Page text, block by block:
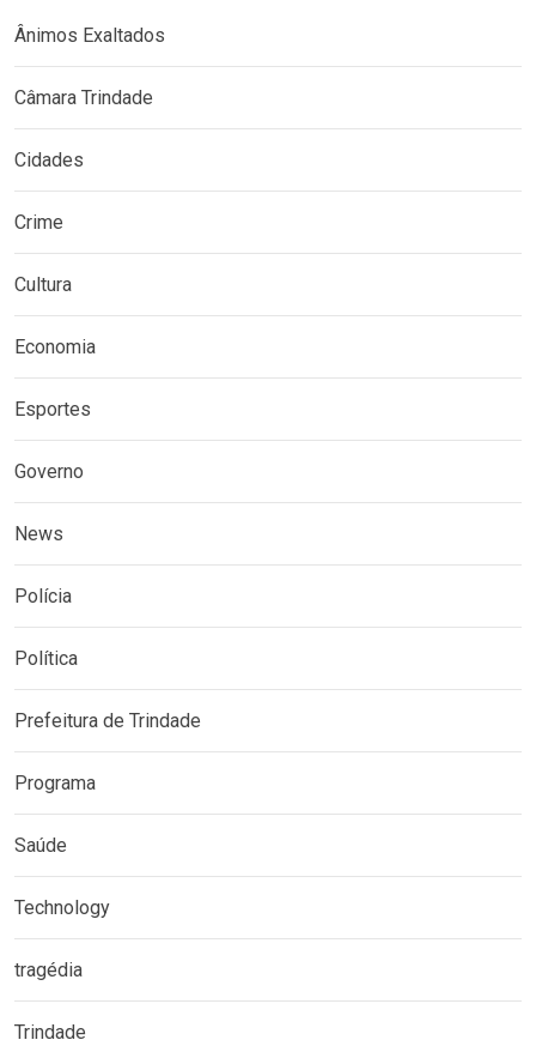
Ânimos Exaltados
Câmara Trindade
Cidades
Crime
Cultura
Economia
Esportes
Governo
News
Polícia
Política
Prefeitura de Trindade
Programa
Saúde
Technology
tragédia
Trindade